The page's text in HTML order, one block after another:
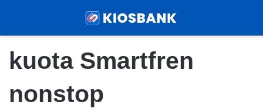
kuota Smartfren
nonstop